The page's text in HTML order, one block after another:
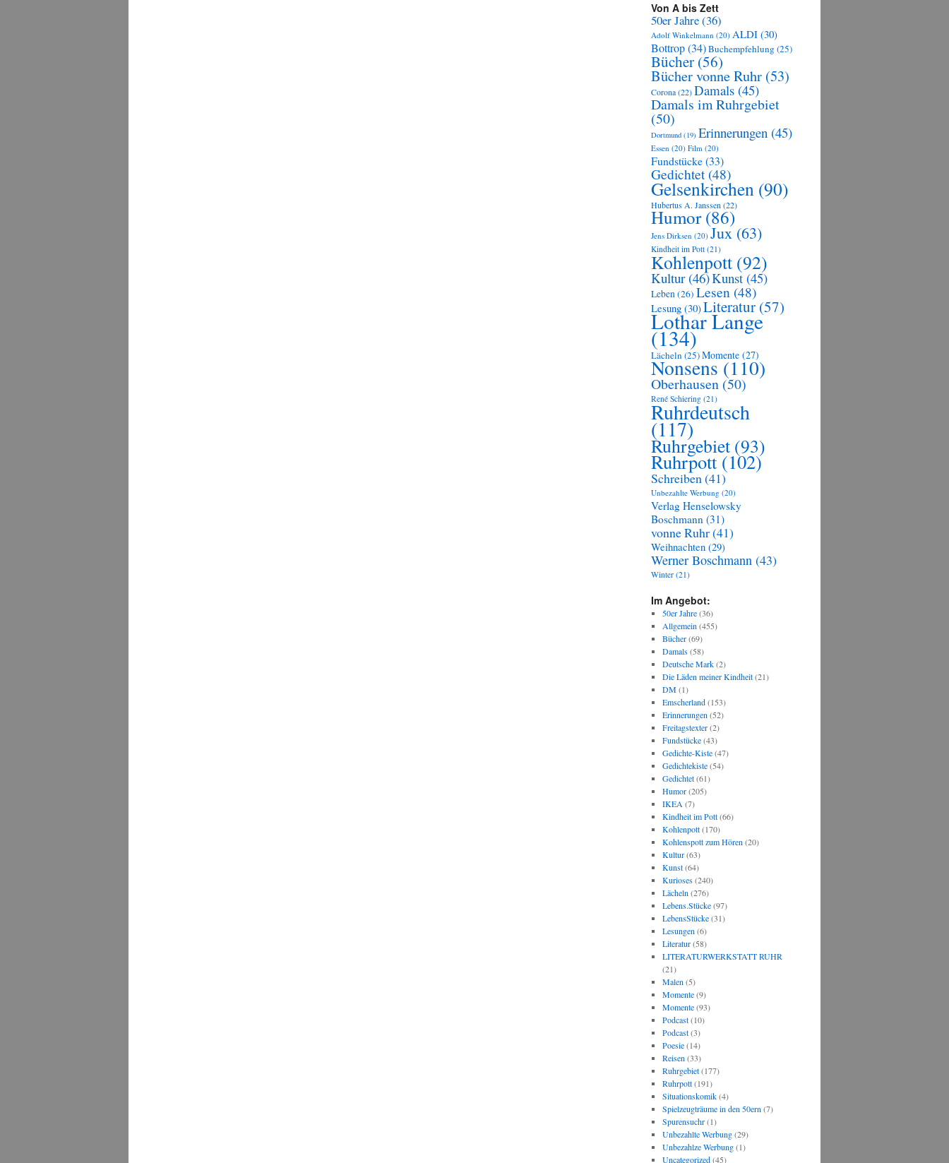
Von A bis Zett
50er Jahre(36)
Adolf Winkelmann (20) ALDI (30)
Bottrop(34)Buchempfehlung (25)
Bücher (56)
Bücher vonne Ruhr (53)
Corona(22)Damals (45)
Damals im Ruhrgebiet
(50)
Dortmund (19) Erinnerungen (45)
Essen (20) Film (20)
Fundstücke(33)
Gedichtet(48)
Gelsenkirchen (90)
Hubertus A. Janssen(22)
Humor(86)
Jens Dirksen (20) Jux (63)
Kindheit im Pott (21)
Kohlenpott (92)
Kultur(46)Kunst (45)
Leben(26) Lesen (48)
Lesung (30)Literatur (57)
Lothar Lange
(134)
Lächeln (25)Momente (27)
Nonsens(110)
Oberhausen (50)
René Schiering (21)
Ruhrdeutsch
(117)
Ruhrgebiet (93)
Ruhrpott(102)
Schreiben(41)
Unbezahlte Werbung (20)
Verlag Henselowsky
Boschmann (31)
vonne Ruhr(41)
Weihnachten (29)
Werner Boschmann (43)
Winter (21)
Im Angebot:
50er Jahre(36)
Allgemein(455)
Bücher(69)
Damals(58)
Deutsche Mark(2)
Die Läden meiner Kindheit(21)
DM(1)
Emscherland(153)
Erinnerungen(52)
Freitagstexter(2)
Fundstücke(43)
Gedichte-Kiste(47)
Gedichtekiste(54)
Gedichtet(61)
Humor(205)
IKEA(7)
Kindheit im Pott(66)
Kohlenpott(170)
Kohlenspott zum Hören(20)
Kultur(63)
Kunst(64)
Kurioses(240)
Lächeln(276)
Lebens.Stücke(97)
LebensStücke(31)
Lesungen(6)
Literatur(58)
LITERATURWERKSTATT RUHR
(21)
Malen(5)
Momente(9)
Momente(93)
Podcast(10)
Podcast(3)
Poesie(14)
Reisen(33)
Ruhrgebiet(177)
Ruhrpott(191)
Situationskomik(4)
Spielzeugträume in den 50ern(7)
Spurensuchr(1)
Unbezahlte Werbung(29)
Unbezahlze Werbung(1)
Uncategorized(45)